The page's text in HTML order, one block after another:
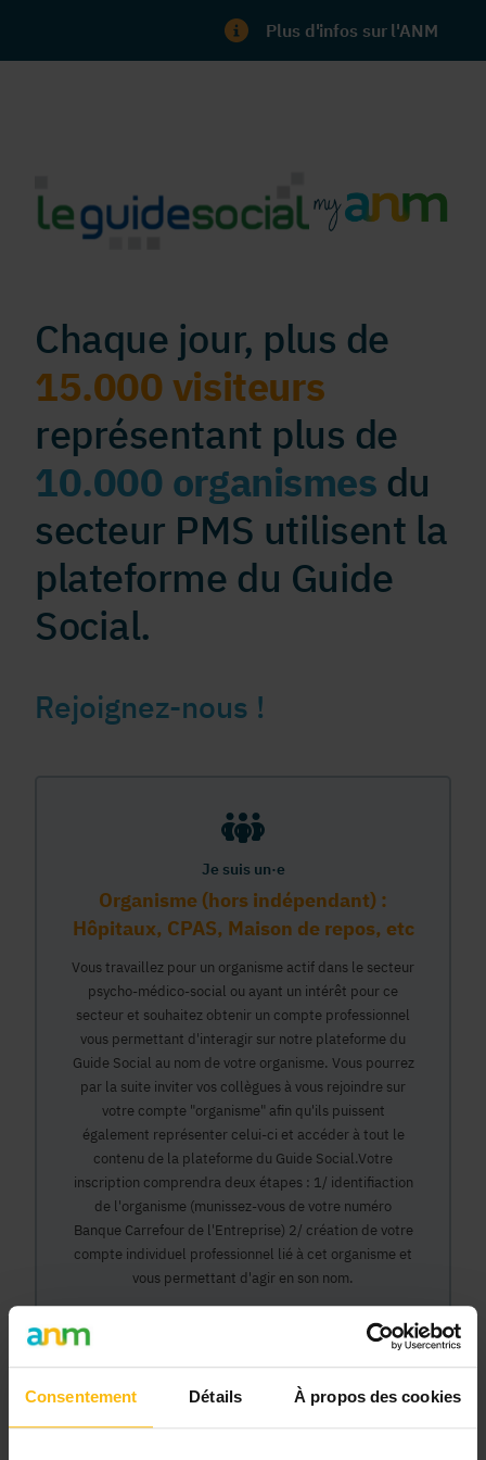
Consentement Détails À propos des cookies
Plus d'infos sur l'ANM
Chaque jour, plus de
15.000 visiteurs
représentant plus de
10.000 organismes du
secteur PMS utilisent la
plateforme du Guide
Social.
Rejoignez-nous !
Je suis un·e
Organisme (hors indépendant) :
Hôpitaux, CPAS, Maison de repos, etc
Vous travaillez pour un organisme actif dans le secteur
psycho-médico-social ou ayant un intérêt pour ce
secteur et souhaitez obtenir un compte professionnel
vous permettant d'interagir sur notre plateforme du
Guide Social au nom de votre organisme. Vous pourrez
par la suite inviter vos collègues à vous rejoindre sur
votre compte "organisme" afin qu'ils puissent
également représenter celui-ci et accéder à tout le
contenu de la plateforme du Guide Social.Votre
inscription comprendra deux étapes : 1/ identifiaction
de l'organisme (munissez-vous de votre numéro
Banque Carrefour de l'Entreprise) 2/ création de votre
compte individuel professionnel lié à cet organisme et
vous permettant d'agir en son nom.